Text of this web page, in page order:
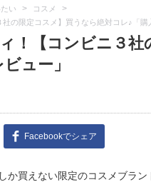
い > コスメ >
の限定コスメ】買うなら絶対コレ♪「購
！【コンビニ３
ュー」
Facebookでシェア
か買えない限定のコスメブラ